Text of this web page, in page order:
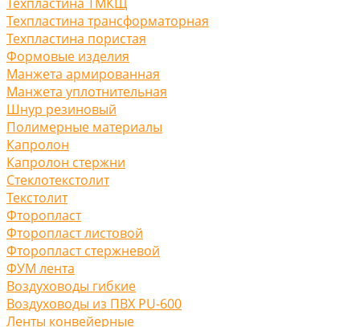
Техпластина трансформаторная
Техпластина пористая
Формовые изделия
Манжета армированная
Манжета уплотнительная
Шнур резиновый
Полимерные материалы
Капролон
Капролон стержни
Стеклотекстолит
Текстолит
Фторопласт
Фторопласт листовой
Фторопласт стержневой
ФУМ лента
Воздуховоды гибкие
Воздуховоды из ПВХ PU-600
Ленты конвейерные